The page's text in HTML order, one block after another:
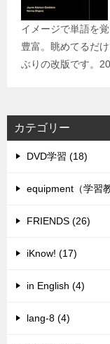
イメージで単語を
豊富。眺めてるだ
ぶりの改版です。
カテゴリー
DVD学習 (18)
equipment（学習
FRIENDS (26)
iKnow! (17)
in English (4)
lang-8 (4)